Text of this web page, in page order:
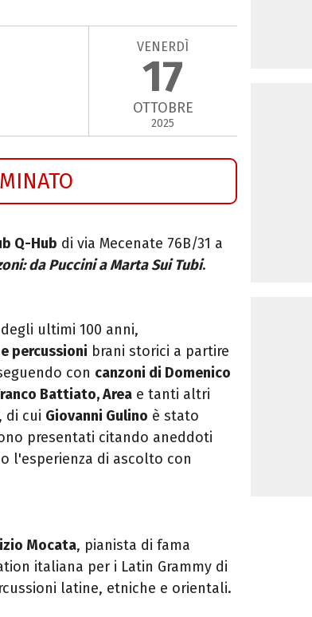
VENERDÌ
17
OTTOBRE
2025
Q-Hub di via Mecenate 76B/31 a
da Puccini a Marta Sui Tubi.
ultimi 100 anni,
percussioni brani storici a partire
con canzoni di Domenico
Battiato, Area e tanti altri
di cui Giovanni Gulino è stato
presentati citando aneddoti
l'esperienza di ascolto con
Mocata, pianista di fama
italiana per i Latin Grammy di
latine, etniche e orientali.